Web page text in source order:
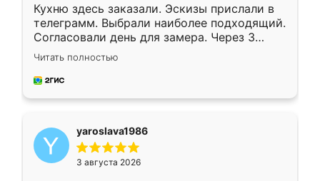
Кухню здесь заказали. Эскизы прислали в
телеграмм. Выбрали наиболее подходящий.
Согласовали день для замера. Через 3
недели кухня была уже готова. Остались
довольны работой. Спасибо Ренессанс
мебель за качественную работу!
Читать полностью
yaroslava1986
3 августа 2026